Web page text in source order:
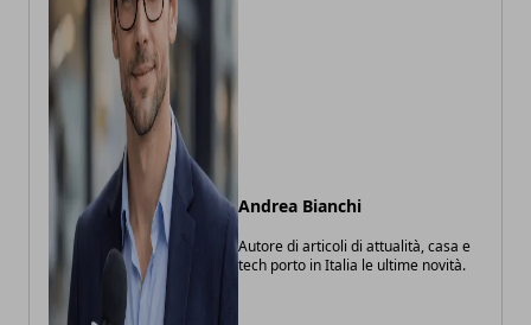
Andrea Bianchi
Autore di articoli di attualità, casa e
tech porto in Italia le ultime novità.